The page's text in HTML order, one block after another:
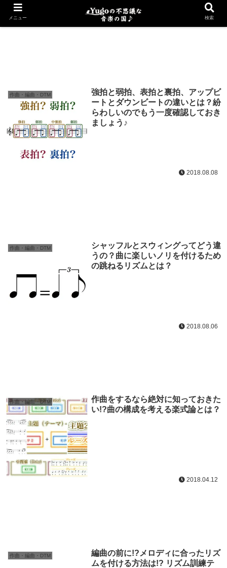
楽典
作曲・編曲・DTM
強拍と弱拍、表拍と裏拍、アップビ
ートとダウンビートの違いとは？紛
らわしいのでもう一度確認しておき
ましょう♪
2018.08.08
作曲・編曲・DTM
シャッフルとスウィングってどう違
うの？曲に楽しいノリを付けるため
の跳ねるリズムとは？
2018.08.06
作曲・編曲・DTM
作曲をするなら絶対に知っておきた
い!?曲の構成を考える楽式論とは？
2018.04.12
作曲・編曲・DTM
編曲の前に!?メロディに合ったリズ
ムを付ける方法は!? リズム訓練テ
メニュー 検索